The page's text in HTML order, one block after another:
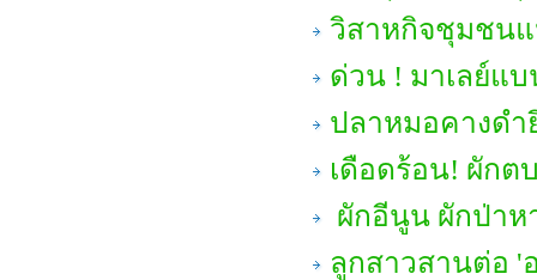
วิสาหกิจชุมชนแ
ด่วน ! มาเลย์แ
ปลาหมอคางดำ
เดือดร้อน! ผักต
ผักอีนูน ผักป่าห
ลูกสาวสานต่อ '